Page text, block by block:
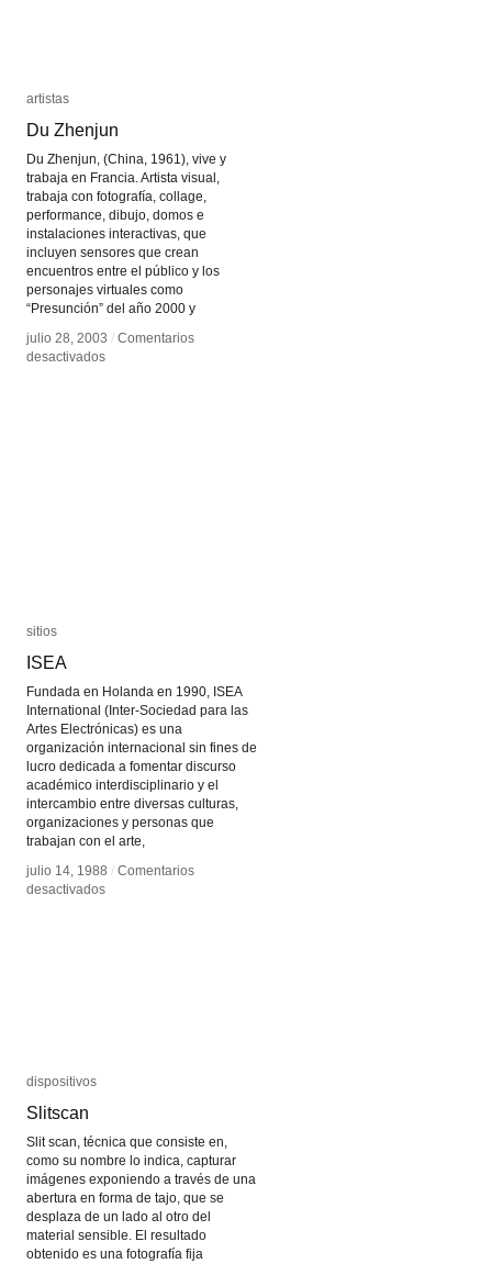
artistas
Du Zhenjun
Du Zhenjun, (China, 1961), vive y
trabaja en Francia. Artista visual,
trabaja con fotografía, collage,
performance, dibujo, domos e
instalaciones interactivas, que
incluyen sensores que crean
encuentros entre el público y los
personajes virtuales como
“Presunción” del año 2000 y
julio 28, 2003 / Comentarios
desactivadosen
artistas
Du Zhenjun
julio 28, 2003 / Comentarios
desactivadosen
sitios
ISEA
Fundada en Holanda en 1990, ISEA
International (Inter-Sociedad para las
Artes Electrónicas) es una
organización internacional sin fines de
lucro dedicada a fomentar discurso
académico interdisciplinario y el
intercambio entre diversas culturas,
organizaciones y personas que
trabajan con el arte,
julio 14, 1988 / Comentarios
desactivadosen
sitios
ISEA
julio 14, 1988 / Comentarios
desactivadosen
dispositivos
Slitscan
Slit scan, técnica que consiste en,
como su nombre lo indica, capturar
imágenes exponiendo a través de una
abertura en forma de tajo, que se
desplaza de un lado al otro del
material sensible. El resultado
obtenido es una fotografía fija
dispositivos
Slitscan